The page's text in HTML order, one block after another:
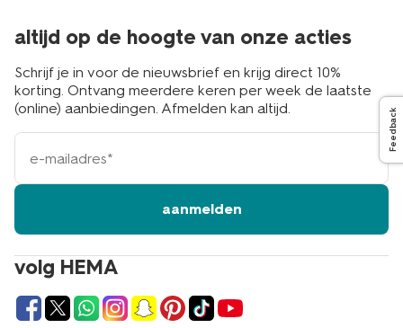
volg HEMA
altijd op de hoogte van onze acties
Schrijf je in voor de nieuwsbrief en krijg direct 10%
korting. Ontvang meerdere keren per week de laatste
(online) aanbiedingen. Afmelden kan altijd.
e-
mailadres
aanmelden
Feedback